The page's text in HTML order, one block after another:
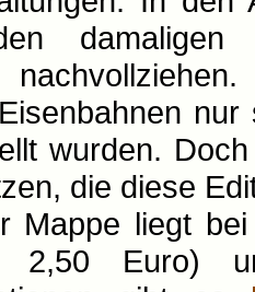
damaligen
wurden.
die diese
Mappe liegt
2,50 Euro)